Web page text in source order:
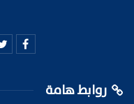
روابط هامة